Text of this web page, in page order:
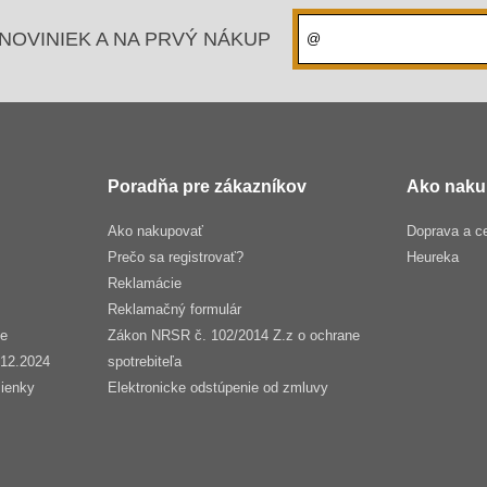
A NA PRVÝ NÁKUP
Poradňa pre zákazníkov
Ako nakupovať
Prečo sa registrovať?
Reklamácie
Reklamačný formulár
Zákon NRSR č. 102/2014 Z.z o ochrane
spotrebiteľa
Elektronicke odstúpenie od zmluvy
Ako
Doprava a
Heureka